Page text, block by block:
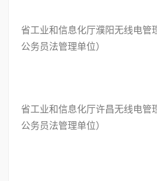
省工业和信息化厅濮阳无线电管
公务员法管理单位）
省工业和信息化厅许昌无线电管
公务员法管理单位）